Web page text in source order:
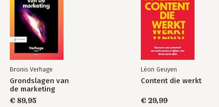
Bronis Verhage
Grondslagen van
de marketing
€ 89,95
Léon Geuyen
Content die werkt
€ 29,99